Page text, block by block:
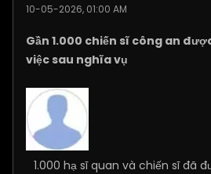
10-05-2026, 01:00 AM
Gần 1.000 chiến sĩ công an
việc sau nghĩa vụ
1.000 hạ sĩ quan và chiến sĩ đã